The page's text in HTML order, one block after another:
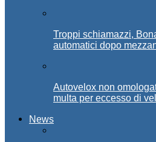
Troppi schiamazzi,
automatici dopo
Autovelox non
multa per eccesso di
News